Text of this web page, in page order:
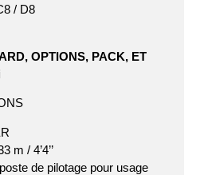
/ D8
OPTIONS, PACK, ET
m / 4’4’’
de pilotage pour usage